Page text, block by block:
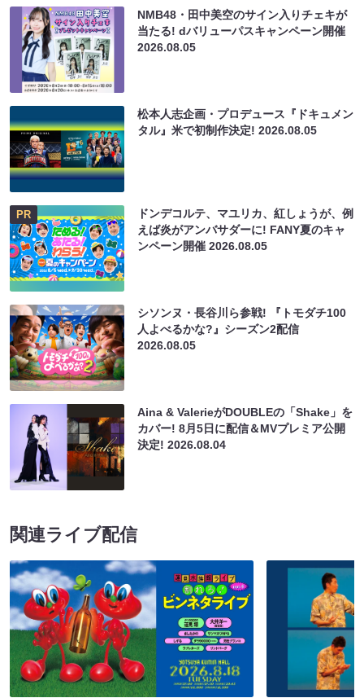
NMB48・田中美空のサイン入りチェキが
当たる! dバリューパスキャンペーン開催
2026.08.05
松本人志企画・プロデュース『ドキュメン
タル』米で初制作決定!2026.08.05
PR
ドンデコルテ、マユリカ、紅しょうが、例
えば炎がアンバサダーに! FANY夏のキャ
ンペーン開催2026.08.05
シソンヌ・長谷川ら参戦! 『トモダチ100
人よべるかな?』シーズン2配信
2026.08.05
Aina & ValerieがDOUBLEの「Shake」を
カバー! 8月5日に配信＆MVプレミア公開
決定!2026.08.04
関連ライブ配信